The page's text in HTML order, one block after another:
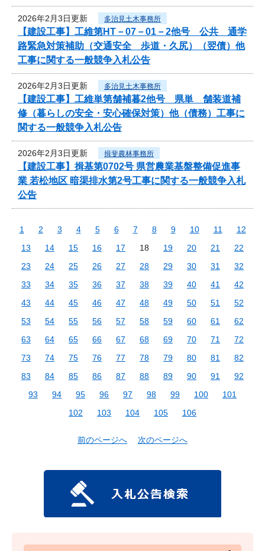
2026年2月3日更新 多治見土木事務所
【建設工事】工維第HT－07－01－2他号 公共 通学
路緊急対策補助（交通安全 歩道・久尻）（翌債）他
工事に関する一般競争入札公告
2026年2月3日更新 多治見土木事務所
【建設工事】工維単第舗補暮2他号 県単 舗装道補
修（暮らしの安全・安心確保対策）他（債務）工事に
関する一般競争入札公告
2026年2月3日更新 揖斐農林事務所
【建設工事】揖基第0702号 県営農業基盤整備促進事
業 若松地区 暗渠排水第2号工事に関する一般競争入札
公告
1 2 3 4 5 6 7 8 9 10 11
12
13
14 15 16 17 18 19 20 21
22
23
24 25 26 27 28 29 30 31
32
33
34 35 36 37 38 39 40 41
42
43
44 45 46 47 48 49 50 51
52
53
54 55 56 57 58 59 60 61
62
63
64 65 66 67 68 69 70 71
72
73
74 75 76 77 78 79 80 81
82
83
84 85 86 87 88 89 90 91
92
93
94 95 96 97 98 99 100
101
102
103 104 105 106
前のページへ 次のページへ